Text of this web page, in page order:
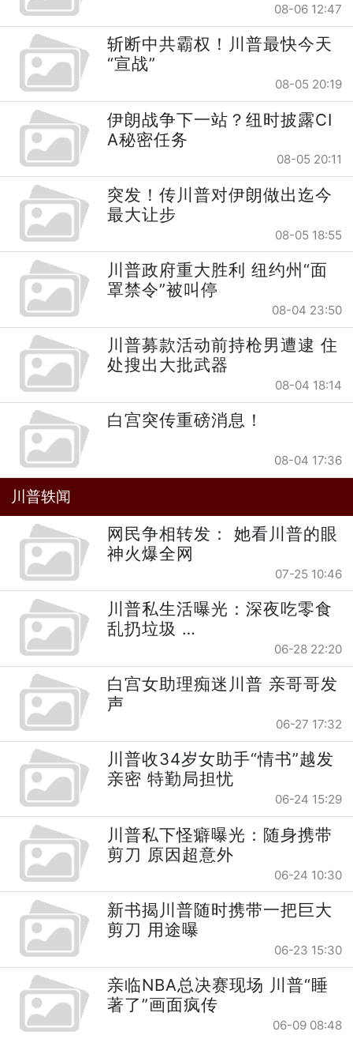
08-06 12:47
斩断中共霸权！川普最快今天
“宣战”
08-05 20:19
伊朗战争下一站？纽时披露CI
A秘密任务
08-05 20:11
突发！传川普对伊朗做出迄今
最大让步
08-05 18:55
川普政府重大胜利 纽约州“面
罩禁令”被叫停
08-04 23:50
川普募款活动前持枪男遭逮 住
处搜出大批武器
08-04 18:14
白宫突传重磅消息！
08-04 17:36
川普轶闻
网民争相转发： 她看川普的眼
神火爆全网
07-25 10:46
川普私生活曝光：深夜吃零食
乱扔垃圾 …
06-28 22:20
白宫女助理痴迷川普 亲哥哥发
声
06-27 17:32
川普收34岁女助手“情书”越发
亲密 特勤局担忧
06-24 15:29
川普私下怪癖曝光：随身携带
剪刀 原因超意外
06-24 10:30
新书揭川普随时携带一把巨大
剪刀 用途曝
06-23 15:30
亲临NBA总决赛现场 川普“睡
著了”画面疯传
06-09 08:48